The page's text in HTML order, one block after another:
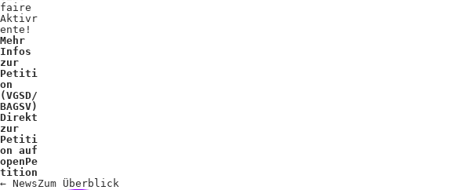
faire
Aktivr
ente!
Mehr
Infos
zur
Petiti
on
(VGSD/
BAGSV)
Direkt
zur
Petiti
on auf
openPe
tition
← NewsZum Überblick